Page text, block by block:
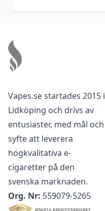
Vapes.se startades 2015 i
Lidköping och drivs av
entusiaster, med mål och
syfte att leverera
högkvalitativa e-
cigaretter på den
svenska marknaden.
Org. Nr: 559079-5265